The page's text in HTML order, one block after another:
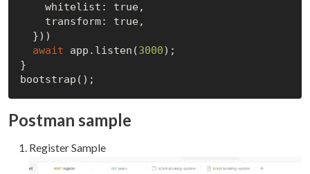
    whitelist:
true,
    transform:
true,
await app.listen(3000);
}
Postman sample
Register Sample